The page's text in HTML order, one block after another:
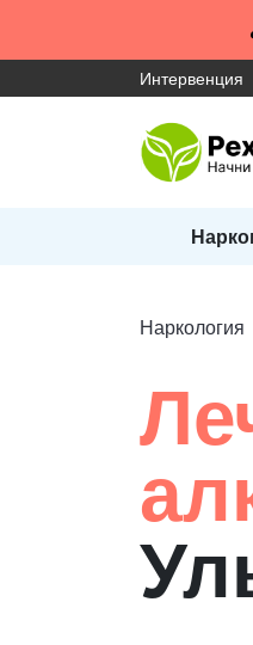
Интервенция
Наркология